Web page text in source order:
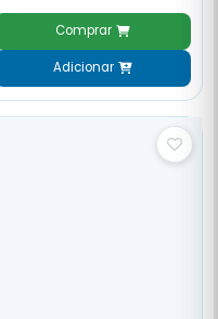
Comprar
Adicionar